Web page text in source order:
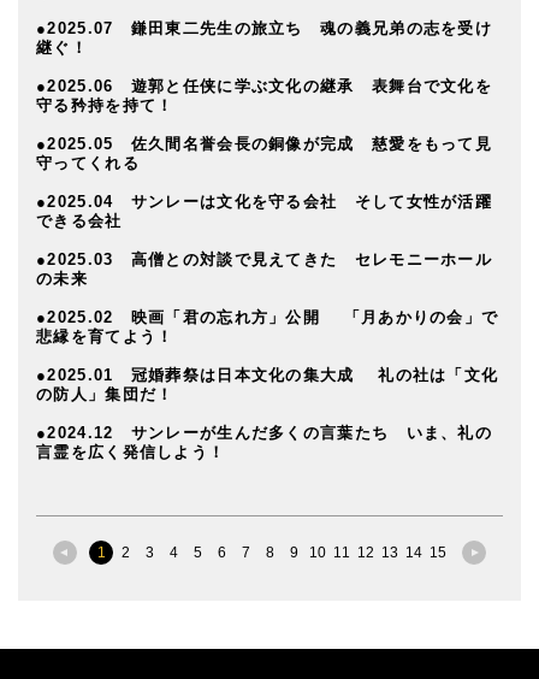
●2025.07 鎌田東二先生の旅立ち 魂の義兄弟の志を受け
継ぐ！
●2025.06 遊郭と任侠に学ぶ文化の継承 表舞台で文化を
守る矜持を持て！
●2025.05 佐久間名誉会長の銅像が完成 慈愛をもって見
守ってくれる
●2025.04 サンレーは文化を守る会社 そして女性が活躍
できる会社
●2025.03 高僧との対談で見えてきた セレモニーホール
の未来
●2025.02 映画「君の忘れ方」公開 「月あかりの会」で
悲縁を育てよう！
●2025.01 冠婚葬祭は日本文化の集大成 礼の社は「文化
の防人」集団だ！
●2024.12 サンレーが生んだ多くの言葉たち いま、礼の
言霊を広く発信しよう！
1 2 3 4 5 6 7 8 9 10 11 12 13 14 15